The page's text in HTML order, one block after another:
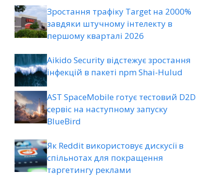
Зростання трафіку Target на 2000%
завдяки штучному інтелекту в
першому кварталі 2026
Aikido Security відстежує зростання
інфекцій в пакеті npm Shai-Hulud
AST SpaceMobile готує тестовий D2D
сервіс на наступному запуску
BlueBird
Як Reddit використовує дискусії в
спільнотах для покращення
таргетингу реклами